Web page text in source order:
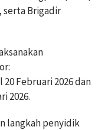
serta Brigadir
Februari 2026 dan
2026.
langkah penyidik